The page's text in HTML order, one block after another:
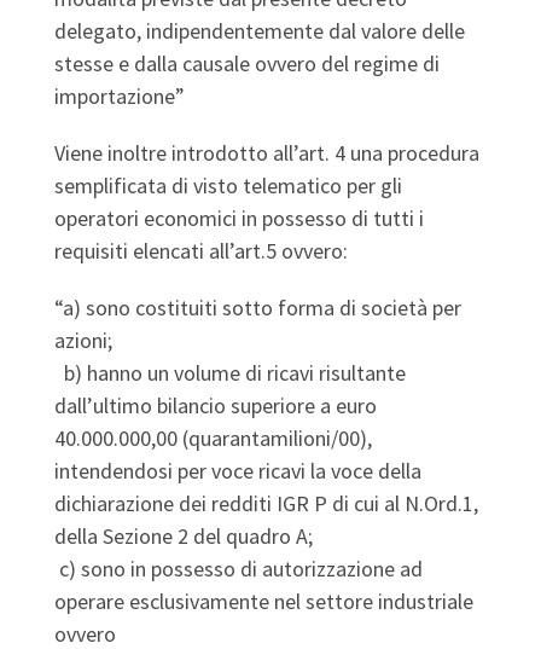
delegato, indipendentemente dal valore delle
stesse e dalla causale ovvero del regime di
importazione”
Viene inoltre introdotto all’art. 4 una procedura
semplificata di visto telematico per gli
operatori economici in possesso di tutti i
requisiti elencati all’art.5 ovvero:
“a) sono costituiti sotto forma di società per
azioni;
b) hanno un volume di ricavi risultante
dall’ultimo bilancio superiore a euro
40.000.000,00 (quarantamilioni/00),
intendendosi per voce ricavi la voce della
dichiarazione dei redditi IGR P di cui al N.Ord.1,
della Sezione 2 del quadro A;
c) sono in possesso di autorizzazione ad
operare esclusivamente nel settore industriale
ovvero